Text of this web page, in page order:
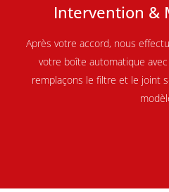
Intervention &
Après votre accord, nous
votre boîte automatique
remplaçons le filtre et le joint